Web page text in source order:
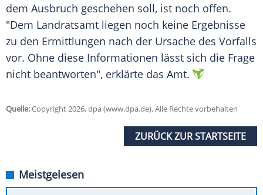
dem Ausbruch geschehen soll, ist noch offen.
"Dem Landratsamt liegen noch keine Ergebnisse
zu den Ermittlungen nach der Ursache des Vorfalls
vor. Ohne diese Informationen lässt sich die Frage
nicht beantworten", erklärte das Amt.
Quelle:Copyright 2026, dpa (www.dpa.de). Alle Rechte vorbehalten
ZURÜCK ZUR STARTSEITE
Meistgelesen